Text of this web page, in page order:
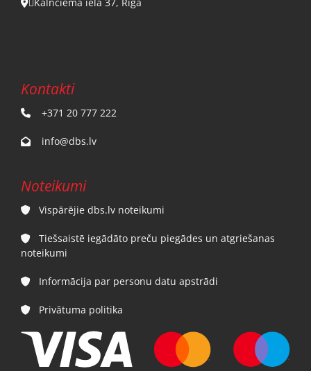
Kalnciema iela 37, Rīga
Kontakti
 +371 20 777 222
 info@dbs.lv
Noteikumi
 Vispārējie dbs.lv noteikumi

Tiešsaistē iegādāto preču piegādes un atgriešanas
noteikumi
 Informācija par personu datu apstrādi
 Privātuma politika